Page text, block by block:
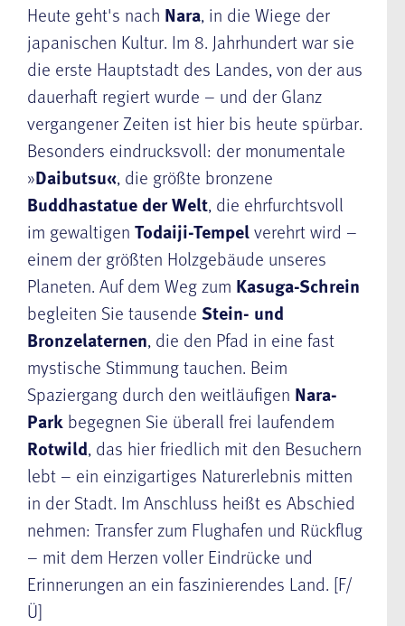
Heute geht's nach Nara, in die Wiege der
japanischen Kultur. Im 8. Jahrhundert war sie
die erste Hauptstadt des Landes, von der aus
dauerhaft regiert wurde – und der Glanz
vergangener Zeiten ist hier bis heute spürbar.
Besonders eindrucksvoll: der monumentale
»Daibutsu«, die größte bronzene
Buddhastatue der Welt, die ehrfurchtsvoll
im gewaltigen Todaiji-Tempelverehrt wird –
einem der größten Holzgebäude unseres
Planeten. Auf dem Weg zum Kasuga-Schrein
begleiten Sie tausende Stein- und
Bronzelaternen, die den Pfad in eine fast
mystische Stimmung tauchen. Beim
Spaziergang durch den weitläufigen Nara-
Park begegnen Sie überall frei laufendem
Rotwild, das hier friedlich mit den Besuchern
lebt – ein einzigartiges Naturerlebnis mitten
in der Stadt. Im Anschluss heißt es Abschied
nehmen: Transfer zum Flughafen und Rückflug
– mit dem Herzen voller Eindrücke und
Erinnerungen an ein faszinierendes Land. [F/
Ü]